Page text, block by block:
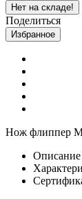
Нет на складе!
Поделиться
Избранное
Нож флиппер
Описание